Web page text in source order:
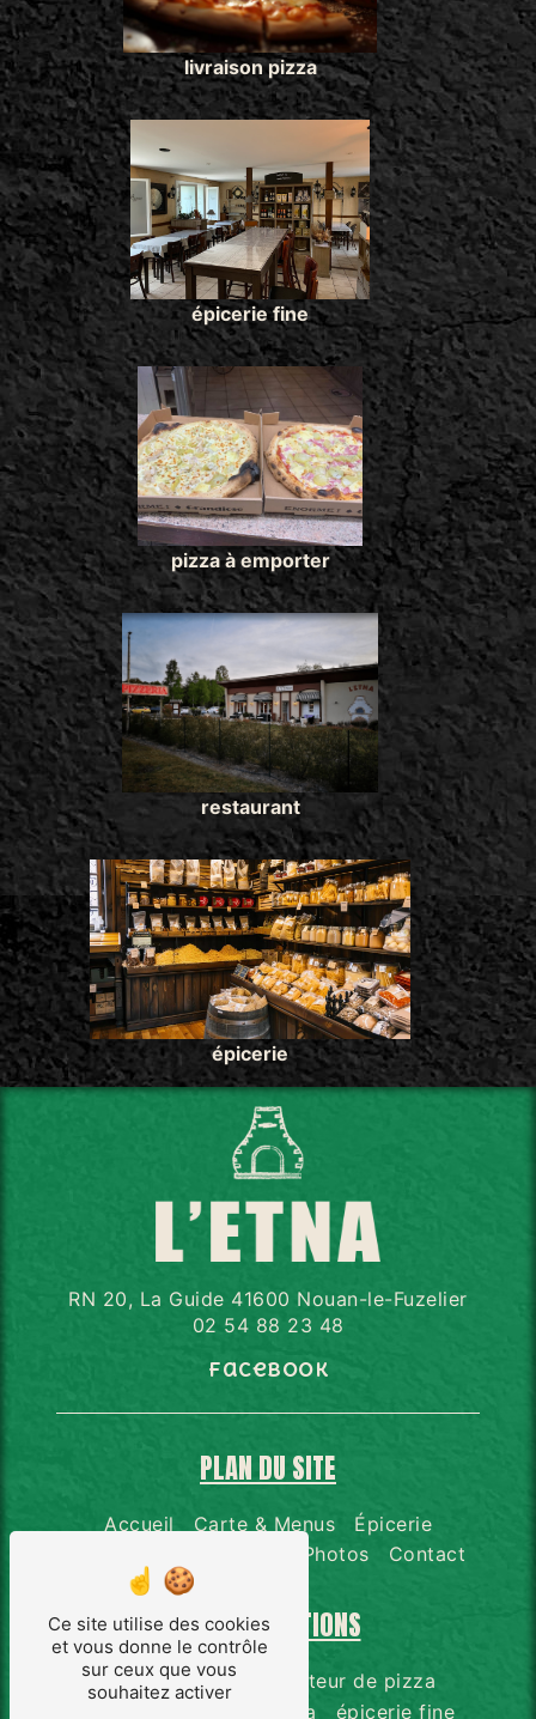
livraison pizza
épicerie fine
pizza à emporter
restaurant
épicerie
RN 20, La Guide 41600 Nouan-le-Fuzelier
02 54 88 23 48
Facebook
PLAN DU SITE
Accueil Carte & Menus
Épicerie
Photos Contact
NOS PRESTATIONS
restauration
distributeur de pizza
livraison pizza épicerie fine
Ce site utilise des cookies
et vous donne le contrôle
sur ceux que vous
souhaitez activer